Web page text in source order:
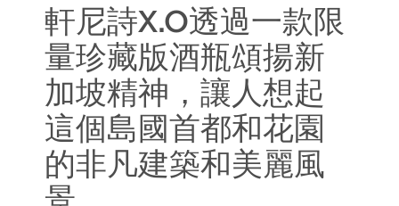
軒尼詩X.O透過一款限
量珍藏版酒瓶頌揚新
加坡精神，讓人想起
這個島國首都和花園
的非凡建築和美麗風
景。